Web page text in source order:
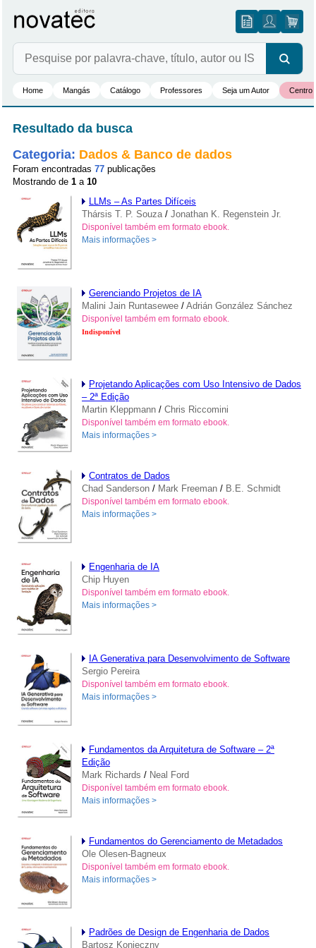
Home Mangás Catálogo Professores Seja um Autor Centro
Resultado da busca
Categoria: Dados & Banco de dados
Foram encontradas 77 publicações
Mostrando de 1 a 10
LLMs – As Partes Difíceis
Thársis T. P. Souza/ Jonathan K. Regenstein Jr.
Disponível também em formato ebook.
Mais informações >
Gerenciando Projetos de IA
Malini Jain Runtasewee / Adrián González Sánchez
Disponível também em formato ebook.
Indisponível
Projetando Aplicações com Uso Intensivo de Dados
– 2ª Edição
Martin Kleppmann / Chris Riccomini
Disponível também em formato ebook.
Mais informações >
Contratos de Dados
Chad Sanderson / Mark Freeman / B.E. Schmidt
Disponível também em formato ebook.
Mais informações >
Engenharia de IA
Chip Huyen
Disponível também em formato ebook.
Mais informações >
IA Generativa para Desenvolvimento de Software
Sergio Pereira
Disponível também em formato ebook.
Mais informações >
Fundamentos da Arquitetura de Software – 2ª
Edição
Mark Richards / Neal Ford
Disponível também em formato ebook.
Mais informações >
Fundamentos do Gerenciamento de Metadados
Ole Olesen-Bagneux
Disponível também em formato ebook.
Mais informações >
Padrões de Design de Engenharia de Dados
Bartosz Konieczny